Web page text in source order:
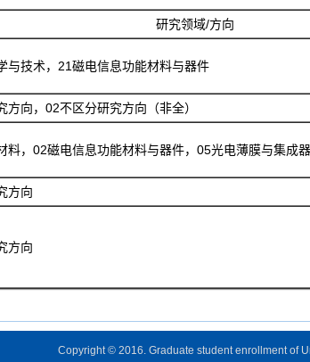
研究领域/方向
与技术，21磁电信息功能材料与器件
方向，02不区分研究方向（非全）
料，02磁电信息功能材料与器件，05光电薄膜与集成
方向
方向
Copyright © 2016. Graduate student enrollment of